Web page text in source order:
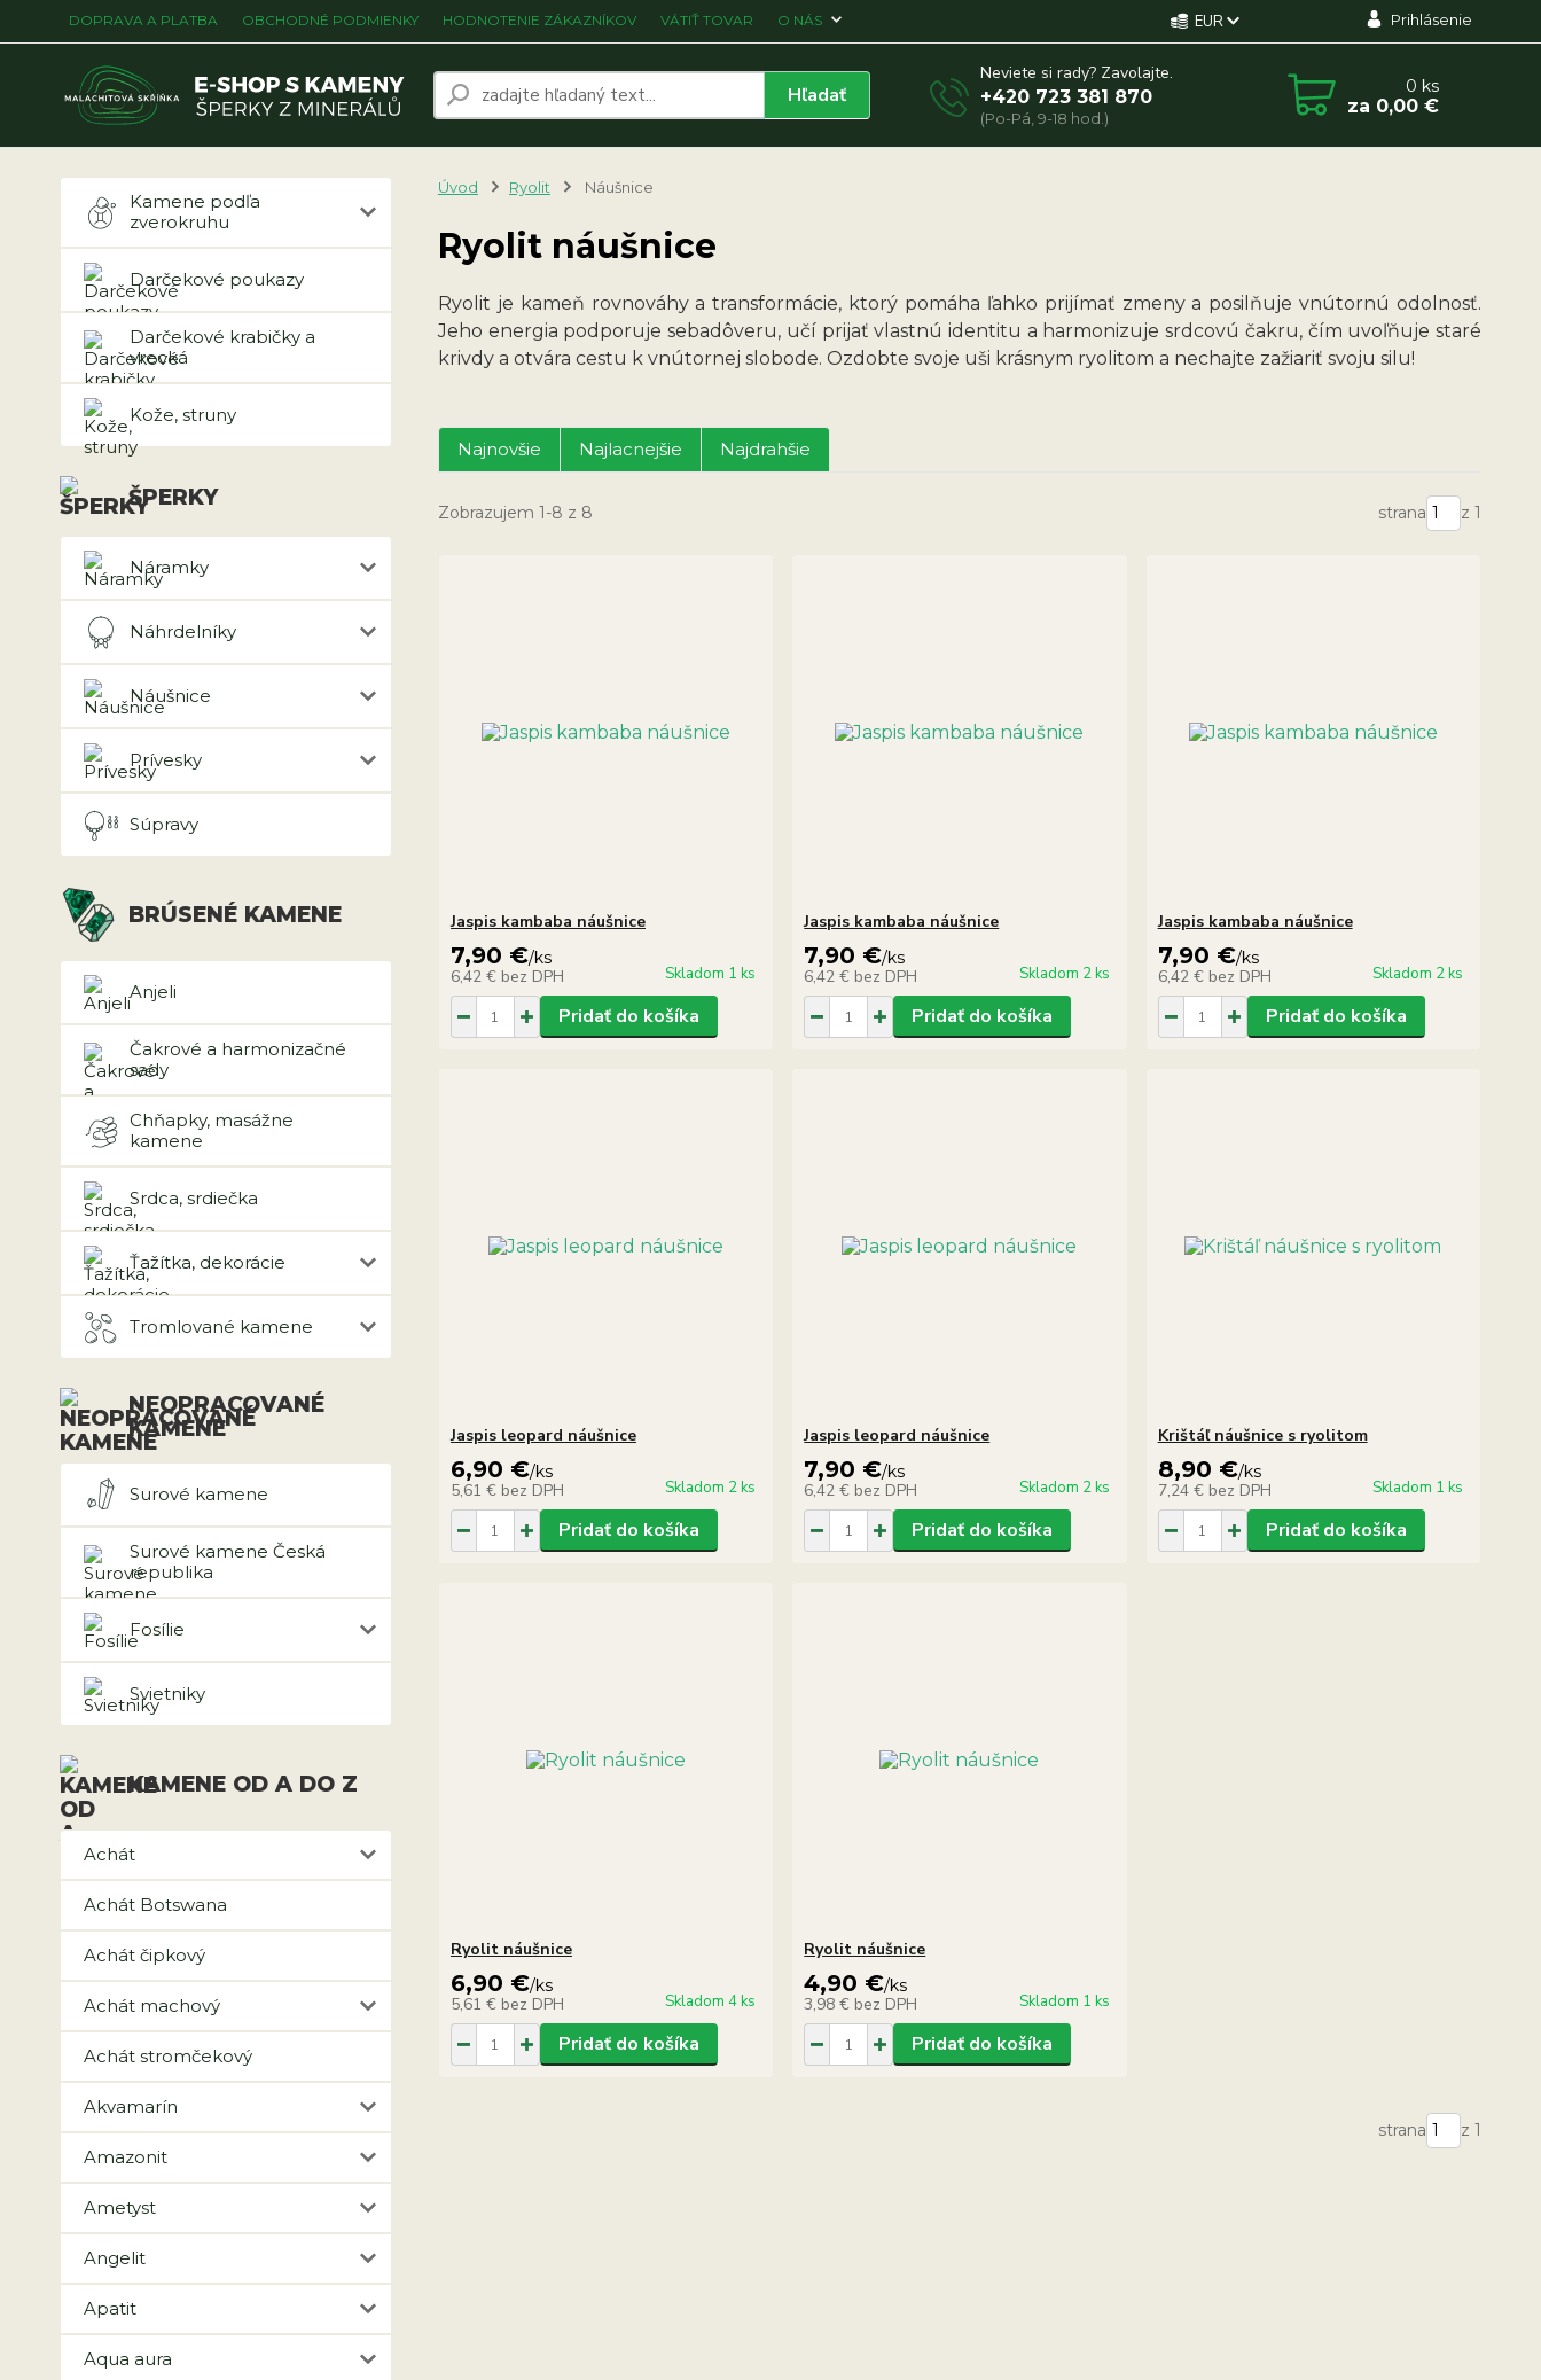
DOPRAVA A PLATBA OBCHODNÉ PODMIENKY HODNOTENIE ZÁKAZNÍKOV VÁTIŤ TOVAR O NÁS EUR Prihlásenie
Hľadať
Neviete si rady? Zavolajte.
+420 723 381 870
(Po-Pá, 9-18 hod.)
0 ks
za 0,00 €
Kamene podľa
zverokruhu
Darčekové poukazy
Darčekové krabičky a
vrecká
Kože, struny
ŠPERKY
Náramky
Náhrdelníky
Náušnice
Prívesky
Súpravy
BRÚSENÉ KAMENE
Anjeli
Čakrové a harmonizačné
sady
Chňapky, masážne
kamene
Srdca, srdiečka
Ťažítka, dekorácie
Tromlované kamene
NEOPRACOVANÉ
KAMENE
Surové kamene
Surové kamene Česká
republika
Fosílie
Svietniky
KAMENE OD A DO Z
Achát
Achát Botswana
Achát čipkový
Achát machový
Achát stromčekový
Akvamarín
Amazonit
Ametyst
Angelit
Apatit
Aqua aura
Úvod Ryolit Náušnice
Ryolit náušnice
Ryolit je kameň rovnováhy a transformácie, ktorý pomáha ľahko prijímať zmeny a posilňuje vnútornú odolnosť.
Jeho energia podporuje sebadôveru, učí prijať vlastnú identitu a harmonizuje srdcovú čakru, čím uvoľňuje staré
krivdy a otvára cestu k vnútornej slobode. Ozdobte svoje uši krásnym ryolitom a nechajte zažiariť svoju silu!
Najnovšie Najlacnejšie Najdrahšie
Zobrazujem 1-8 z 8 strana z 1
Jaspis kambaba náušnice
7,90 €/ks
6,42 € bez DPH Skladom 1 ks
Pridať do košíka
Jaspis kambaba náušnice
7,90 €/ks
6,42 € bez DPH Skladom 2 ks
Pridať do košíka
Jaspis kambaba náušnice
7,90 €/ks
6,42 € bez DPH Skladom 2 ks
Pridať do košíka
Jaspis leopard náušnice
6,90 €/ks
5,61 € bez DPH Skladom 2 ks
Pridať do košíka
Jaspis leopard náušnice
7,90 €/ks
6,42 € bez DPH Skladom 2 ks
Pridať do košíka
Krištáľ náušnice s ryolitom
8,90 €/ks
7,24 € bez DPH Skladom 1 ks
Pridať do košíka
Ryolit náušnice
6,90 €/ks
5,61 € bez DPH Skladom 4 ks
Pridať do košíka
Ryolit náušnice
4,90 €/ks
3,98 € bez DPH Skladom 1 ks
Pridať do košíka
strana z 1